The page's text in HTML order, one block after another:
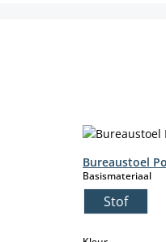
Bureaustoel
Basismateriaal
Stof